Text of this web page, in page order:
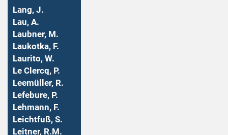
Lang, J.
Lau, A.
Laubner, M.
Laukotka, F.
Laurito, W.
Le Clercq, P.
Leemüller, R.
Lefebure, P.
Lehmann, F.
Leichtfuß, S.
Leitner, R.M.